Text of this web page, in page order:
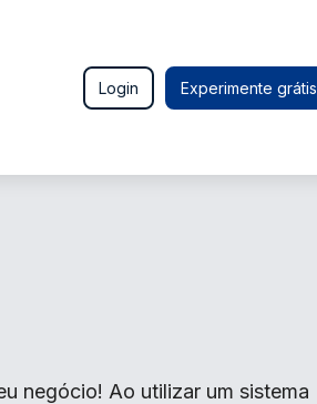
Login Experimente grátis
negócio! Ao utilizar um sistema